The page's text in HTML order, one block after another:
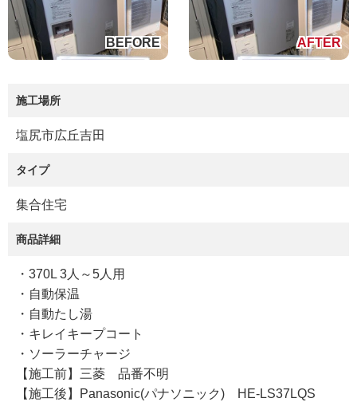
施工場所
塩尻市広丘吉田
タイプ
集合住宅
商品詳細
・370L 3人～5人用
・自動保温
・自動たし湯
・キレイキープコート
・ソーラーチャージ
【施工前】三菱 品番不明
【施工後】Panasonic(パナソニック) HE-LS37LQS